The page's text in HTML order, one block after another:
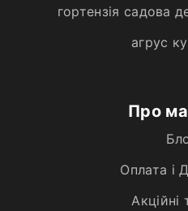
гортензія садова
агрус
Про
Оплата і
Акційні